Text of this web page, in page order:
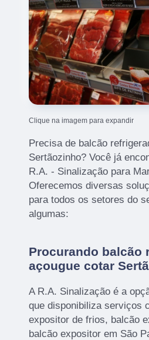
Clique na imagem para expandir
Precisa de balcão
Sertãozinho? Você já
R.A. - Sinalização para
Oferecemos diversas
para todos os setores do
algumas:
Procurando balcão
açougue cotar
A R.A. Sinalização é a
que disponibiliza serviços
expositor de frios, balcão
balcão expositor em São